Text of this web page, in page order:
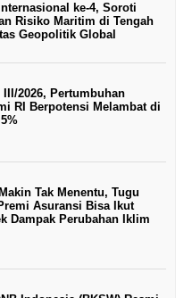
ke-4, Soroti
Risiko Maritim di Tengah
Geopolitik Global
III/2026, Pertumbuhan
RI Berpotensi Melambat di
Tak Menentu, Tugu
Asuransi Bisa Ikut
Dampak Perubahan Iklim